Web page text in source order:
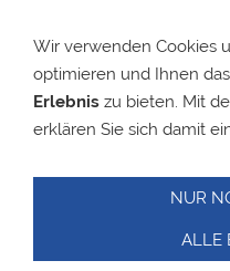
Wir verwenden Cookies
optimieren und Ihnen das
Erlebnis zu bieten. Mit
erklären Sie sich damit
NUR
ALLE